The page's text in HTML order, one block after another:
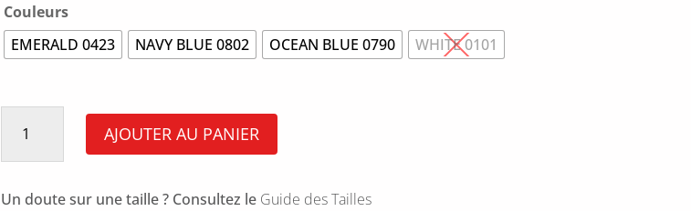
Couleurs
EMERALD 0423
NAVY BLUE 0802 OCEAN BLUE 0790 WHITE 0101
quantité
22
AJOUTER AU PANIER
Un doute sur une taille ? Consultez le Guide des Tailles